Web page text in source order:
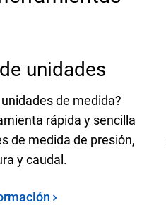
unidades
de medida?
rápida y sencilla
de medida de presión,
y caudal.